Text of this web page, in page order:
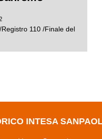
110 /Finale del
INTESA